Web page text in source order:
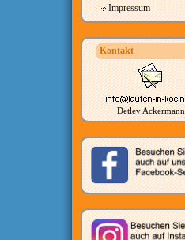
Impressum
Kontakt
Detlev Ackermann